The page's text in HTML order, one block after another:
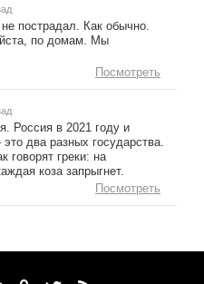
пострадал. Как обычно.
по домам. Мы
Посмотреть
Россия в 2021 году и
два разных государства.
говорят греки: на
коза запрыгнет.
Посмотреть